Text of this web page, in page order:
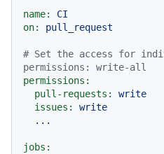
name:
CI
on:
pull_request
# Set the access for
permissions: write-all
permissions:
pull-requests:
write
issues:
write
...
jobs: